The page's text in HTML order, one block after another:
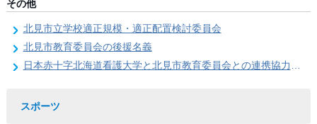
その他
北見市立学校適正規模・適正配置検討委員会
北見市教育委員会の後援名義
日本赤十字北海道看護大学と北見市教育委員会との連携協力に関する協定の締結
スポーツ